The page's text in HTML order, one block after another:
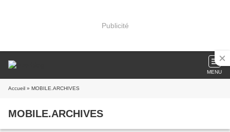
Publicité
MENU
Accueil » MOBILE.ARCHIVES
MOBILE.ARCHIVES